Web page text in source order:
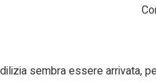
sembra essere arrivata,